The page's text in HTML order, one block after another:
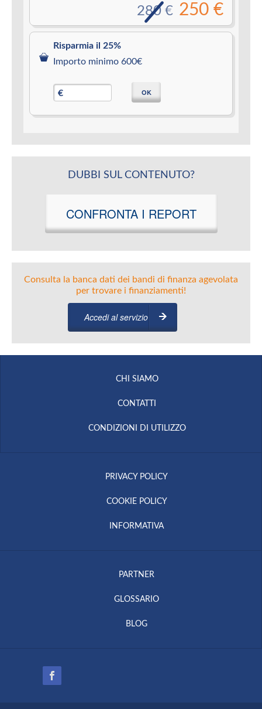
250 €
280 €
Risparmia il 25%
Importo minimo 600€
€ OK
DUBBI SUL CONTENUTO?
CONFRONTA I REPORT
Consulta la banca dati dei bandi di finanza agevolata
per trovare i finanziamenti!
Accedi al servizio
CHI SIAMO
CONTATTI
CONDIZIONI DI UTILIZZO
PRIVACY POLICY
COOKIE POLICY
INFORMATIVA
PARTNER
GLOSSARIO
BLOG